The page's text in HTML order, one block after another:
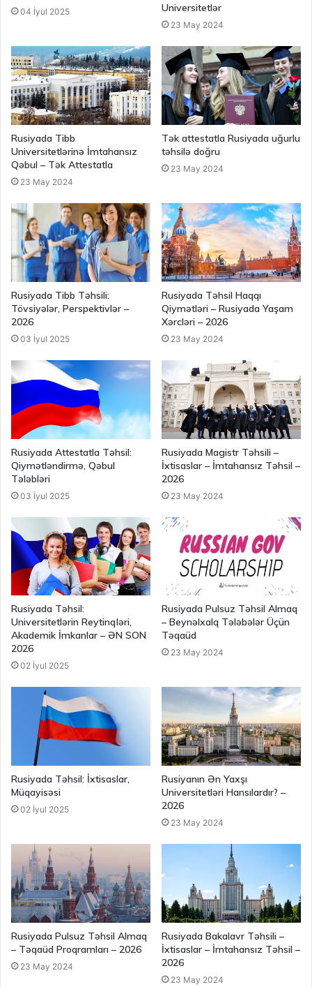
04 İyul 2025
Universitetlər
23 May 2024
Rusiyada Tibb
Universitetlərinə İmtahansız
Qəbul – Tək Attestatla
23 May 2024
Tək attestatla Rusiyada uğurlu
təhsilə doğru
23 May 2024
Rusiyada Tibb Təhsili:
Tövsiyələr, Perspektivlər –
2026
03 İyul 2025
Rusiyada Təhsil Haqqı
Qiymətləri – Rusiyada Yaşam
Xərcləri – 2026
23 May 2024
Rusiyada Attestatla Təhsil:
Qiymətləndirmə, Qəbul
Tələbləri
03 İyul 2025
Rusiyada Magistr Təhsili –
İxtisaslar – İmtahansız Təhsil –
2026
23 May 2024
Rusiyada Təhsil:
Universitetlərin Reytinqləri,
Akademik İmkanlar – ƏN SON
2026
02 İyul 2025
Rusiyada Pulsuz Təhsil Almaq
– Beynəlxalq Tələbələr Üçün
Təqaüd
23 May 2024
Rusiyada Təhsil: İxtisaslar,
Müqayisəsi
02 İyul 2025
Rusiyanın Ən Yaxşı
Universitetləri Hansılardır? –
2026
23 May 2024
Rusiyada Pulsuz Təhsil Almaq
– Təqaüd Proqramları – 2026
23 May 2024
Rusiyada Bakalavr Təhsili –
İxtisaslar – İmtahansız Təhsil –
2026
23 May 2024